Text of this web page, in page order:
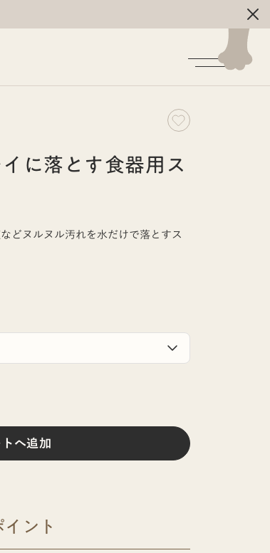
に落とす食器用ス
どヌルヌル汚れを水だけで落とすス
トへ追加
ント